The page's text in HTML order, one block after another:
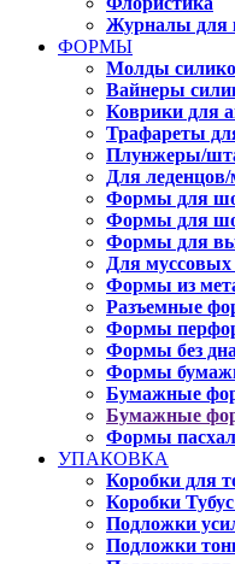
Журналы для
ФОРМЫ
Молды
Вайнеры
Коврики для
Трафареты
Плунжеры/
Для
Формы для
Формы для
Формы для
Для
Формы из
Разъемные
Формы
Формы без дна
Формы
Бумажные
Бумажные
Формы
УПАКОВКА
Коробки для
Коробки
Подложки
Подложки